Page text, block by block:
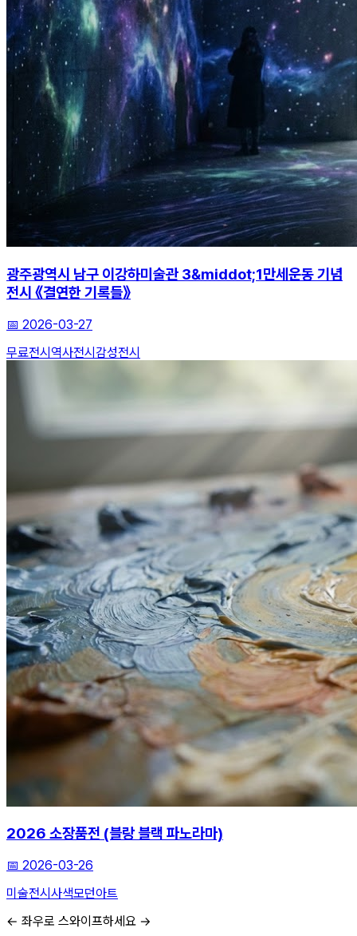
광주광역시 남구 이강하미술관 3&middot;1만세운동 기념
전시 《결연한 기록들》
📅 2026-03-27
무료전시 역사전시 감성전시
2026 소장품전 (블랑 블랙 파노라마)
📅 2026-03-26
미술전시 사색모던아트
← 좌우로 스와이프하세요 →